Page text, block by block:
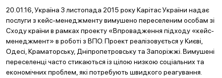
20.01.16, Україна З листопада 2015 року Карітас України надає
послуги з кейс-менеджменту вимушено переселеним особам зі
Сходу країни в рамках проекту «Впровадження підходу «кейс-
менеджмент» в роботі з ВПО. Проект реалізовується у Києві,
Одесі, Краматорську, Дніпропетровську та Запоріжжі. Вимушені
переселенці часто стикаються із цілою низкою соціальних та
економічних проблем, які потребують швидкого реагування.